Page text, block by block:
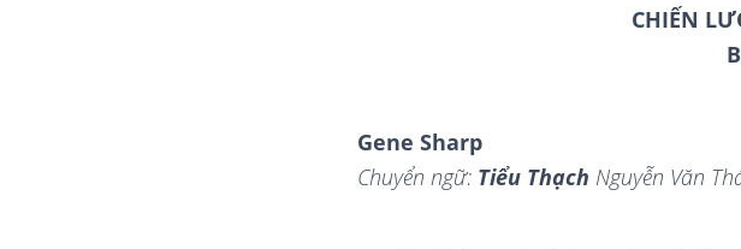
CHIẾN
Gene Sharp
Chuyển ngữ: Tiểu Thạch Nguyễn Văn